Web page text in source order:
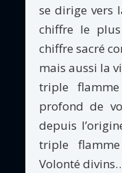
se dirige vers
chiffre le
chiffre sacré
mais aussi la
triple
profond de
depuis
triple
Volonté